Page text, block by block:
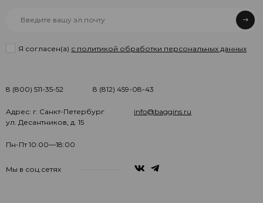
Я согласен(a) с политикой обработки персональных данных
8 (800) 511-35-52 8 (812) 459-08-43
Адрес: г. Санкт-Петербург
ул. Десантников, д. 15
info@baggins.ru
Пн-Пт 10:00—18:00
Мы в соц.сетях